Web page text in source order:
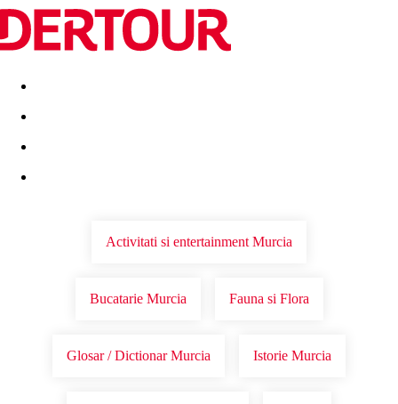
Destinatii Vacanta perfecta OFERTE DE NERATAT
Activitati si entertainment Murcia
Bucatarie Murcia Fauna si Flora
Glosar / Dictionar Murcia Istorie Murcia